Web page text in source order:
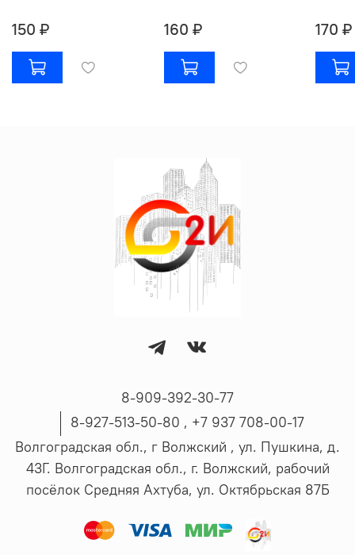
150 ₽ 160 ₽ 170 ₽
8-909-392-30-77
8-927-513-50-80 , ‪+7 937 708-00-17
Волгоградская обл., г Волжский , ул. Пушкина, д.
43Г. Волгоградская обл., г. Волжский, рабочий
посёлок Средняя Ахтуба, ул. Октябрьская 87Б